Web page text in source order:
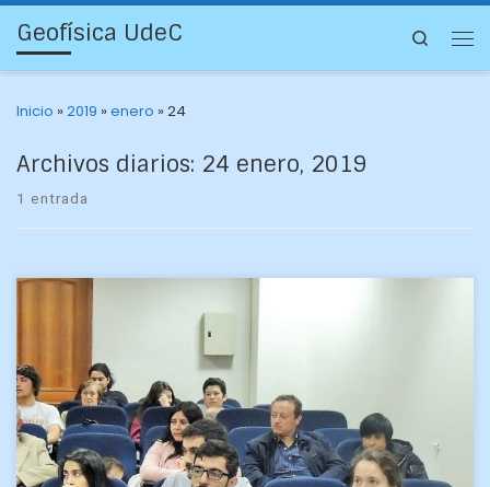
Geofísica UdeC Search
Inicio »2019 »enero »24
Archivos diarios: 24 enero, 2019
1 entrada
Tras la batería de preguntas de los investigadores James
Morales y Fernando Cortés -y las acertadas respuestas del
alumno Enrique Carrasco Bernales- el profesor guía, […]